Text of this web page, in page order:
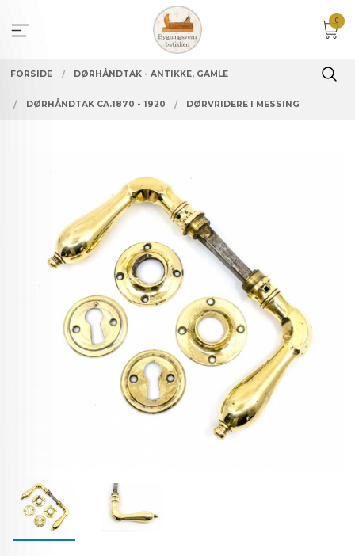
innholdet
0
FORSIDE DØRHÅNDTAK - ANTIKKE, GAMLE
DØRHÅNDTAK CA.1870 - 1920 DØRVRIDERE I MESSING